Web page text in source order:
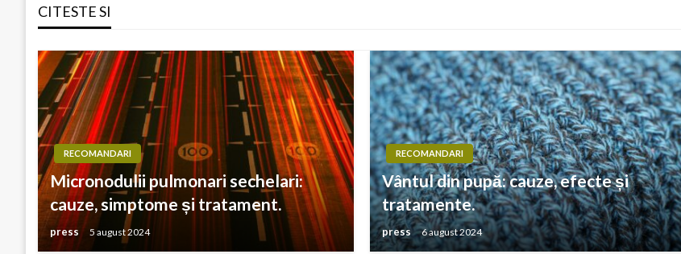
articole
CITESTE SI
RECOMANDARI
Micronodulii pulmonari sechelari:
cauze, simptome și tratament.
press 5 august 2024
RECOMANDARI
Vântul din pupă: cauze, efecte și
tratamente.
press 6 august 2024